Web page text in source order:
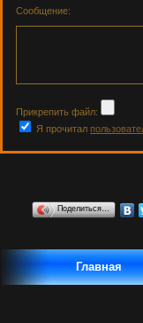
Сообщение:
Прикрепить файл:
Я прочитал
Поделиться…
Главная